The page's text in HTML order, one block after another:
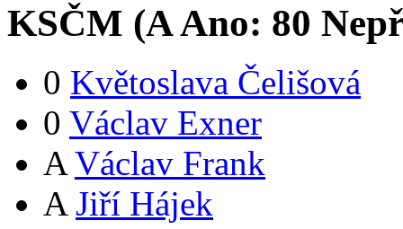
KSČM (AAno: 80
0 Květoslava Čelišová
0 Václav Exner
A Václav Frank
A Jiří Hájek